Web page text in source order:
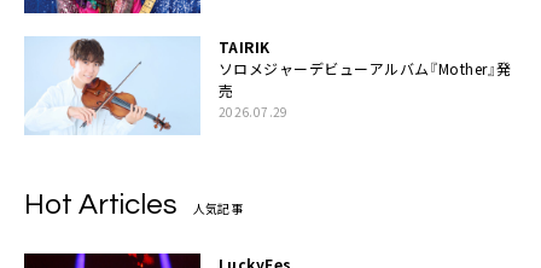
TAIRIK
ソロメジャーデビューアルバム『Mother』発
売
2026.07.29
Hot Articles 人気記事